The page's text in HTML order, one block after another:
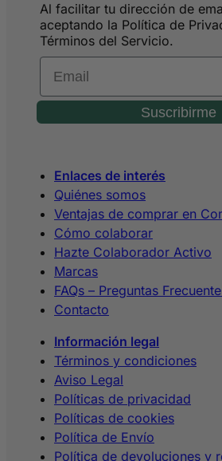
Al facilitar tu dirección de
aceptando la Política de
Términos del Servicio.
Email
Suscribirme
Enlaces de interés
Quiénes somos
Ventajas de comprar en
Cómo colaborar
Hazte Colaborador Activo
Marcas
FAQs – Preguntas
Contacto
Información legal
Términos y condiciones
Aviso Legal
Políticas de privacidad
Políticas de cookies
Política de Envío
Política de devoluciones y